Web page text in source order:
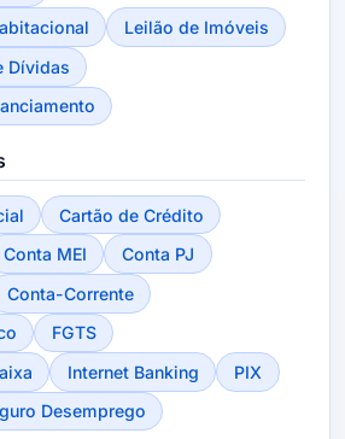
Leilão de Imóveis
Dívidas
Cartão de Crédito
Conta MEI
Conta PJ
Conta-Corrente
FGTS
Internet Banking
PIX
Desemprego